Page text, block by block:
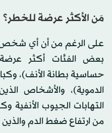
مَن الأكثر عرضة للخطر؟
على الرغم من أن أي شخص
بعض الفئات أكثر
حساسية بطانة الأنف)،
الدموية)، والأشخاص
التهابات الجيوب الأنفية
من ارتفاع ضغط الدم والذين